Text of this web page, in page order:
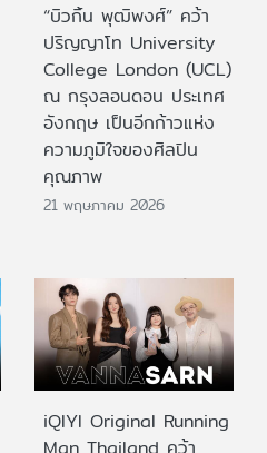
“บิวกิ้น พุฒิพงศ์” คว้า
ปริญญาโท University
College London (UCL)
ณ กรุงลอนดอน ประเทศ
อังกฤษ เป็นอีกก้าวแห่ง
ความภูมิใจของศิลปิน
คุณภาพ
21 พฤษภาคม 2026
iQIYI Original Running